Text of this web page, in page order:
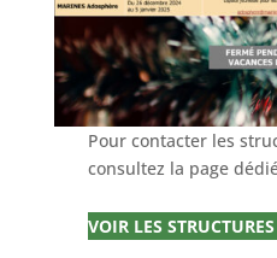
Pour contacter les
consultez la page
VOIR LES